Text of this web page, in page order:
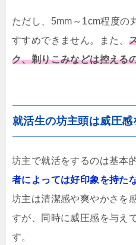
ただし、5mm～1cm程度の
すすめできません。また、
ク、剃りこみなどは控える
就活生の坊主頭は威圧
坊主で就活をするのは基本
者によっては好印象を持た
坊主は清潔感や爽やかさを
すが、同時に威圧感を与え
す。